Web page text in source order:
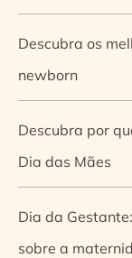
Descubra os
newborn
Descubra por
Dia das Mães
Dia da
sobre a